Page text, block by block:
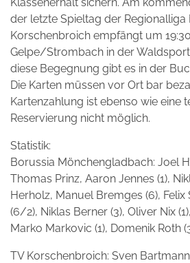
der letzte Spieltag der Regionalliga
Korschenbroich empfängt um
Gelpe/Strombach in der
diese Begegnung gibt es in der
Die Karten müssen vor Ort bar
Kartenzahlung ist ebenso wie eine
Reservierung nicht möglich.
Statistik:
Borussia Mönchengladbach: Joel
Thomas Prinz, Aaron Jennes (1),
Herholz, Manuel Bremges (6),
(6/2), Niklas Berner (3), Oliver Nix
Marko Markovic (1), Domenik Roth
TV Korschenbroich: Sven